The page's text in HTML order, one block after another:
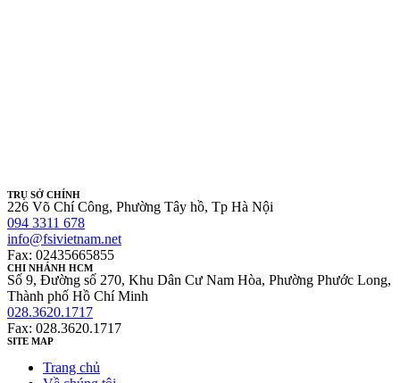
TRỤ SỞ CHÍNH
226 Võ Chí Công, Phường Tây hồ, Tp Hà Nội
094 3311 678
info@fsivietnam.net
Fax: 02435665855
CHI NHÁNH HCM
Số 9, Đường số 270, Khu Dân Cư Nam Hòa, Phường Phước Long,
Thành phố Hồ Chí Minh
028.3620.1717
Fax: 028.3620.1717
SITE MAP
Trang chủ